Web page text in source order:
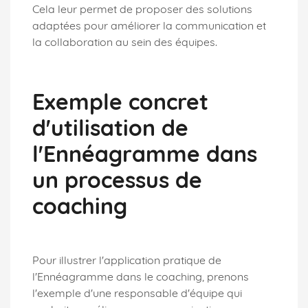
Cela leur permet de proposer des solutions
adaptées pour améliorer la communication et
la collaboration au sein des équipes.
Exemple concret
d'utilisation de
l'Ennéagramme dans
un processus de
coaching
Pour illustrer l'application pratique de
l'Ennéagramme dans le coaching, prenons
l'exemple d'une responsable d'équipe qui